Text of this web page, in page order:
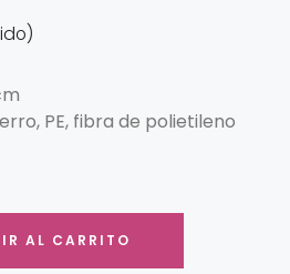
PE, fibra de polietileno
AL CARRITO